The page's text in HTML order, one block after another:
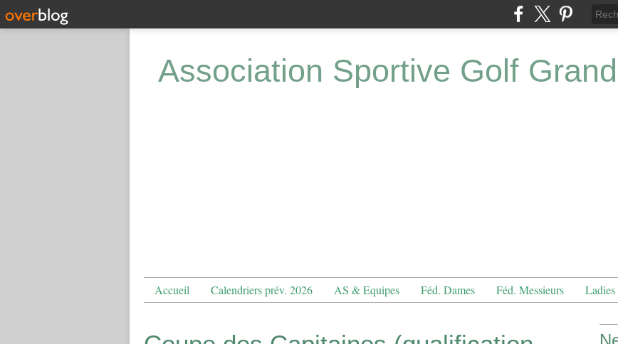
Association Sportive Golf
Accueil Calendriers prév. 2026 AS & Equipes Féd. Dames Féd. Messieurs